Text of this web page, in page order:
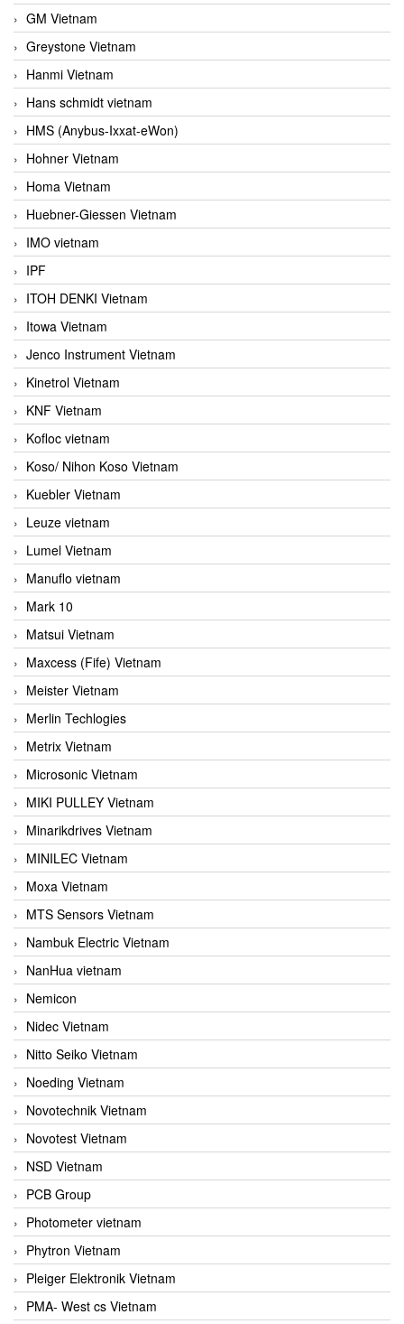
GM Vietnam
Greystone Vietnam
Hanmi Vietnam
Hans schmidt vietnam
HMS (Anybus-Ixxat-eWon)
Hohner Vietnam
Homa Vietnam
Huebner-Giessen Vietnam
IMO vietnam
IPF
ITOH DENKI Vietnam
Itowa Vietnam
Jenco Instrument Vietnam
Kinetrol Vietnam
KNF Vietnam
Kofloc vietnam
Koso/ Nihon Koso Vietnam
Kuebler Vietnam
Leuze vietnam
Lumel Vietnam
Manuflo vietnam
Mark 10
Matsui Vietnam
Maxcess (Fife) Vietnam
Meister Vietnam
Merlin Techlogies
Metrix Vietnam
Microsonic Vietnam
MIKI PULLEY Vietnam
Minarikdrives Vietnam
MINILEC Vietnam
Moxa Vietnam
MTS Sensors Vietnam
Nambuk Electric Vietnam
NanHua vietnam
Nemicon
Nidec Vietnam
Nitto Seiko Vietnam
Noeding Vietnam
Novotechnik Vietnam
Novotest Vietnam
NSD Vietnam
PCB Group
Photometer vietnam
Phytron Vietnam
Pleiger Elektronik Vietnam
PMA- West cs Vietnam